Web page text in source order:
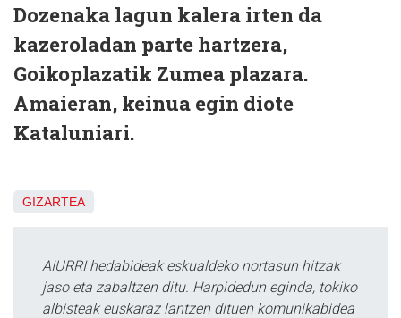
Dozenaka lagun kalera irten da
kazeroladan parte hartzera,
Goikoplazatik Zumea plazara.
Amaieran, keinua egin diote
Kataluniari.
GIZARTEA
AIURRI hedabideak eskualdeko nortasun hitzak
jaso eta zabaltzen ditu. Harpidedun eginda, tokiko
albisteak euskaraz lantzen dituen komunikabidea